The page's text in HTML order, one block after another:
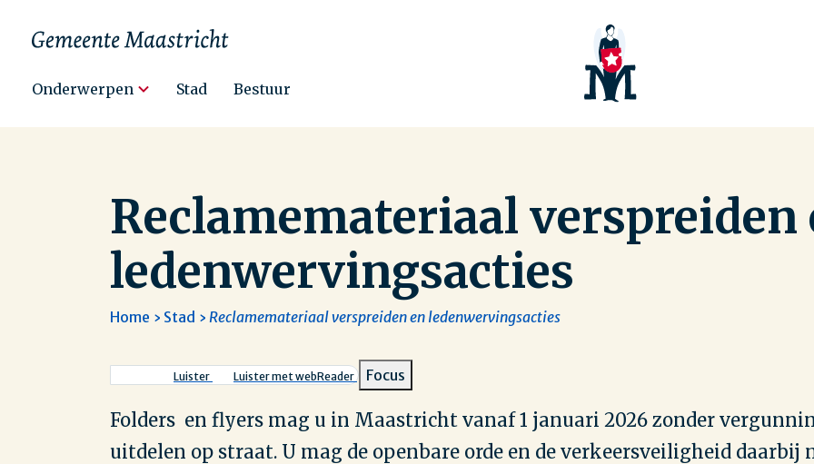
Onderwerpen Stad Bestuur
Reclamemateriaal verspreiden
ledenwervingsacties
Kruimelpad
Home Stad Reclamemateriaal verspreiden en ledenwervingsacties
Luister Luister met webReader Focus
Folders en flyers mag u in Maastricht vanaf 1 januari 2026 zonder
uitdelen op straat. U mag de openbare orde en de verkeersveiligheid daarbij